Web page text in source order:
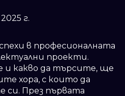
г.
в професионалната
проекти.
и какво да търсите, ще
хора, с които да
През първата